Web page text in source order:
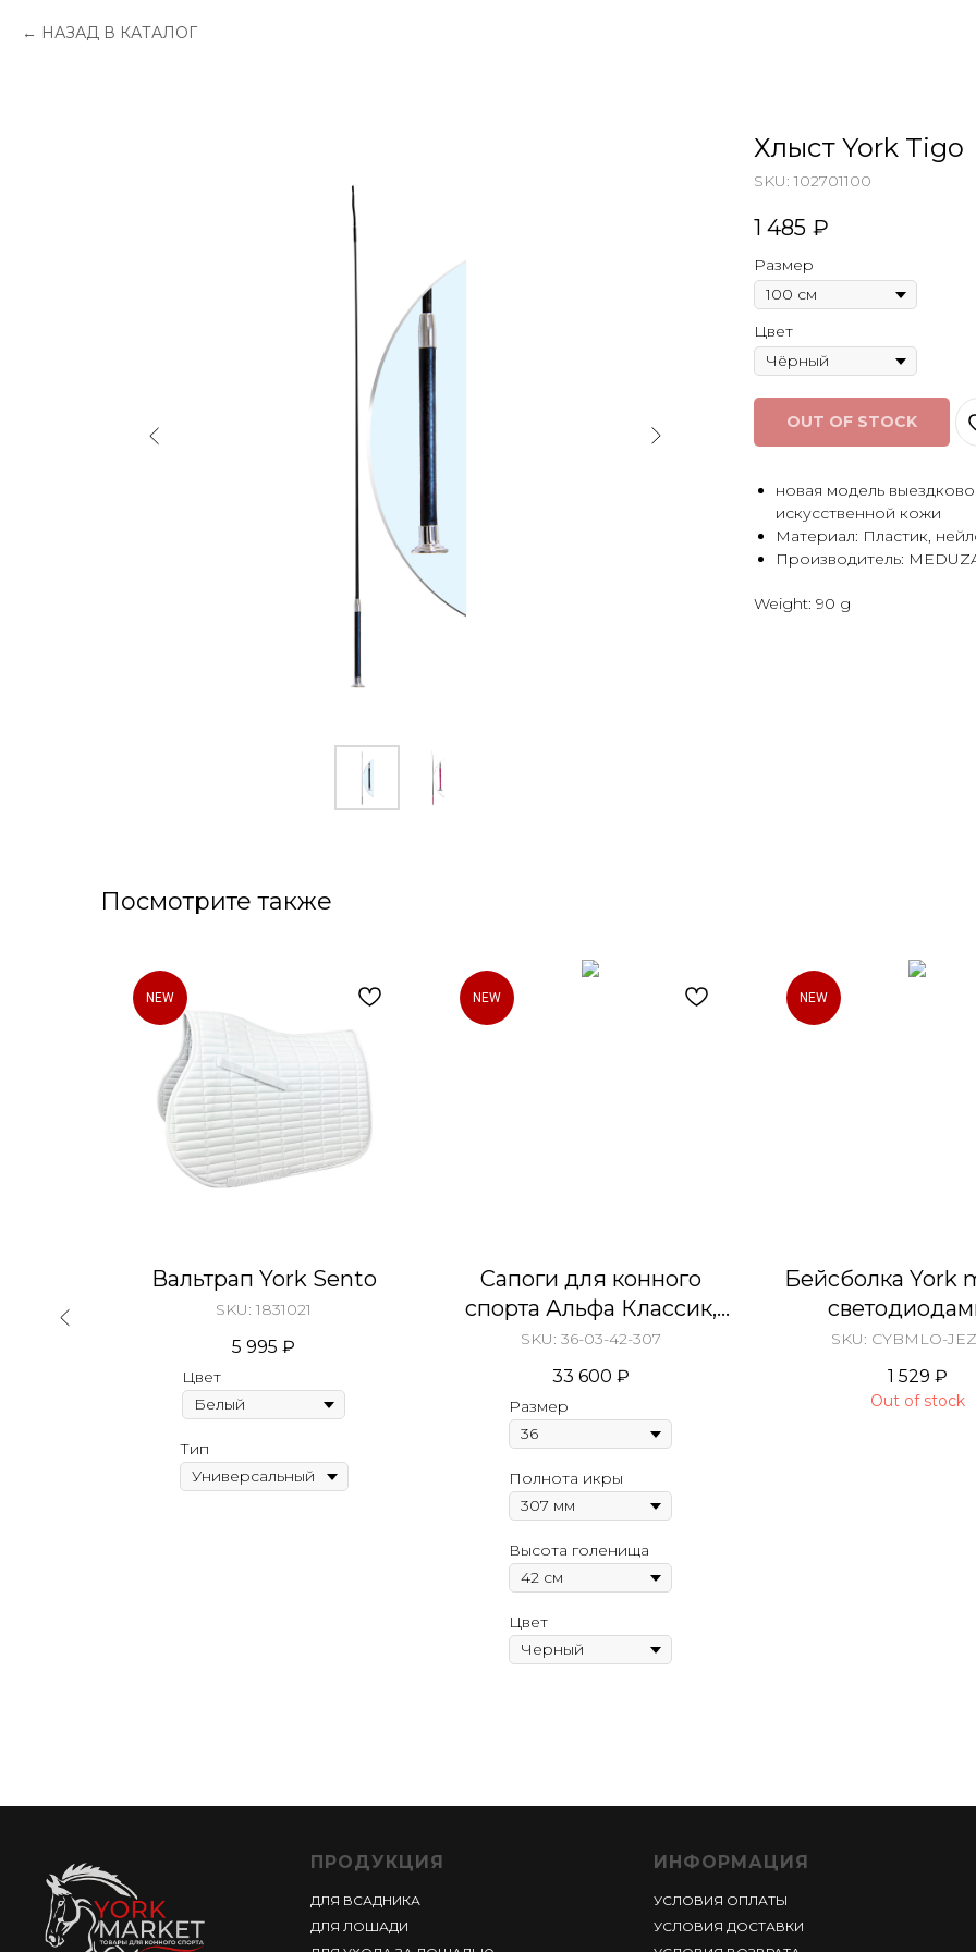
НАЗАД В КАТАЛОГ
Хлыст York Tigo
SKU: 102701100
1 485 ₽
Размер
Цвет
OUT OF STOCK
новая модель
искусственной кожи
Материал: Пластик,
Производитель:
Weight: 90 g
Посмотрите также
NEW
Вальтрап York Sento
SKU: 1831021
5 995 ₽
Цвет
Тип
NEW
Сапоги для конного
спорта Альфа Классик,
узкие XXS
SKU: 36-03-42-307
33 600 ₽
Размер
Полнота икры
Высота голенища
Цвет
NEW
Бейсболка York
SKU: CYBMLO-
1 529 ₽
Out of stock
ПРОДУКЦИЯ
ДЛЯ ВСАДНИКА
ДЛЯ ЛОШАДИ
ИНФОРМАЦИЯ
УСЛОВИЯ ОПЛАТЫ
УСЛОВИЯ ДОСТАВКИ